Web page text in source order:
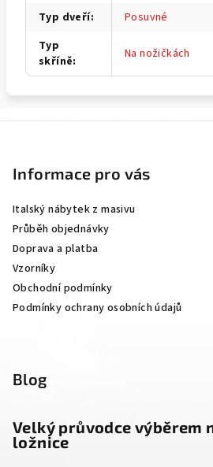
Typ dveří:
Posuvné
Typ
skříně: Na nožičkách
Informace pro vás
Italský nábytek z masivu
Průběh objednávky
Doprava a platba
Vzorníky
Obchodní podmínky
Podmínky ochrany osobních údajů
Blog
Velký průvodce výběrem
ložnice